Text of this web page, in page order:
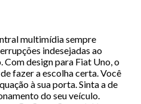
multimídia sempre
indesejadas ao
design para Fiat Uno, o
fazer a escolha certa. Você
à sua porta. Sinta a de
do seu veículo.